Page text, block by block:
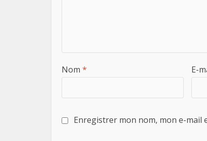
Nom * E-
Enregistrer mon nom, mon e-mail